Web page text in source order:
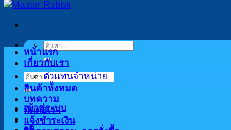
ค้นหา:
ค้นหา:
เข้าสู่ระบบ
หน้าแรก
เกี่ยวกับเรา
ตัวแทนจำหน่าย
สินค้าท้ังหมด
บทความ
ติดต่อเรา
แจ้งชำระเงิน